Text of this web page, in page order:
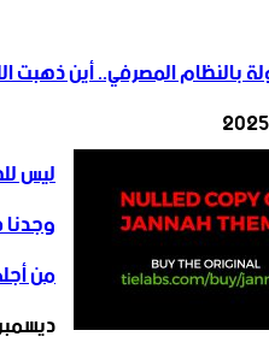
بالنظام المصرفي.. أين ذهبت
ليس
من
ديسمبر 23,